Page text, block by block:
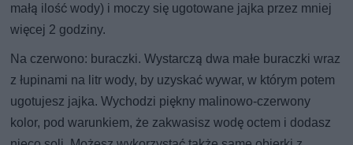
małą ilość wody) i moczy się ugotowane jajka przez mniej
więcej 2 godziny.
Na czerwono: buraczki. Wystarczą dwa małe buraczki wraz
z łupinami na litr wody, by uzyskać wywar, w którym potem
ugotujesz jajka. Wychodzi piękny malinowo-czerwony
kolor, pod warunkiem, że zakwasisz wodę octem i dodasz